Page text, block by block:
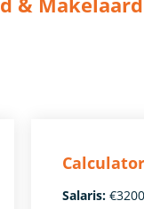
Calculator
Salaris: